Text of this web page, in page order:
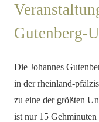
Gutenberg-
Die Johannes
in der rheinland-
zu eine der größten
ist nur 15